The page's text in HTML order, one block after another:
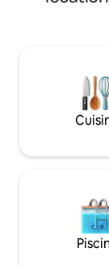
voiture
avoir un
22 €/personne. Le nettoyage final de
l'appartement
locataire. Si
supplémentaire